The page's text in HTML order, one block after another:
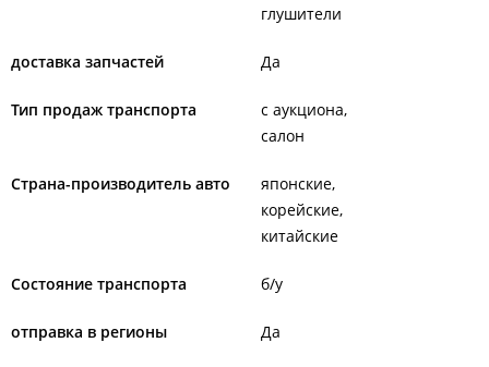
глушители
доставка запчастей Да
Тип продаж транспорта
с аукциона
салон
Страна-производитель авто
японские
корейские
китайские
Состояние транспорта б/у
отправка в регионы Да